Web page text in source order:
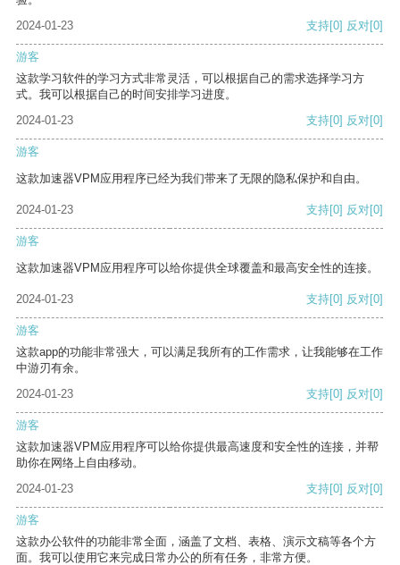
2024-01-23
支持[0] 反对[0]
游客
这款学习软件的学习方式非常灵活，可以根据自己的需求选择学习方
式。我可以根据自己的时间安排学习进度。
2024-01-23
支持[0] 反对[0]
游客
这款加速器VPM应用程序已经为我们带来了无限的隐私保护和自由。
2024-01-23 支持[0] 反对[0]
游客
这款加速器VPM应用程序可以给你提供全球覆盖和最高安全性的连接。
2024-01-23 支持[0] 反对[0]
游客
这款app的功能非常强大，可以满足我所有的工作需求，让我能够在工作
中游刃有余。
2024-01-23
支持[0] 反对[0]
游客
这款加速器VPM应用程序可以给你提供最高速度和安全性的连接，并帮
助你在网络上自由移动。
2024-01-23
支持[0] 反对[0]
游客
这款办公软件的功能非常全面，涵盖了文档、表格、演示文稿等各个方
面。我可以使用它来完成日常办公的所有任务，非常方便。